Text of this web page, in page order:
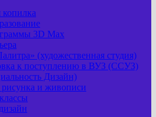
копилка
3D Max
(художественная студия)
к поступлению в ВУЗ (ССУЗ)
Дизайн)
и живописи